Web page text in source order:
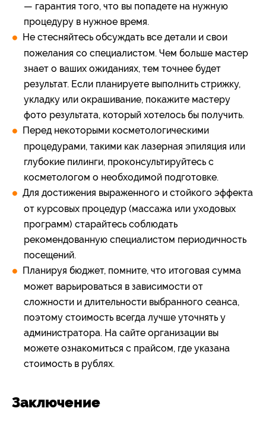
— гарантия того, что вы попадете на нужную
процедуру в нужное время.
Не стесняйтесь обсуждать все детали и свои
пожелания со специалистом. Чем больше мастер
знает о ваших ожиданиях, тем точнее будет
результат. Если планируете выполнить стрижку,
укладку или окрашивание, покажите мастеру
фото результата, который хотелось бы получить.
Перед некоторыми косметологическими
процедурами, такими как лазерная эпиляция или
глубокие пилинги, проконсультируйтесь с
косметологом о необходимой подготовке.
Для достижения выраженного и стойкого эффекта
от курсовых процедур (массажа или уходовых
программ) старайтесь соблюдать
рекомендованную специалистом периодичность
посещений.
Планируя бюджет, помните, что итоговая сумма
может варьироваться в зависимости от
сложности и длительности выбранного сеанса,
поэтому стоимость всегда лучше уточнять у
администратора. На сайте организации вы
можете ознакомиться с прайсом, где указана
стоимость в рублях.
Заключение